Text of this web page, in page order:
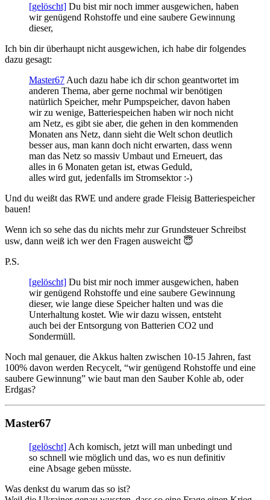
[gelöscht] Du bist mir noch immer ausgewichen, haben
wir genügend Rohstoffe und eine saubere Gewinnung
dieser,
Ich bin dir überhaupt nicht ausgewichen, ich habe dir folgendes
dazu gesagt:
Master67 Auch dazu habe ich dir schon geantwortet im
anderen Thema, aber gerne nochmal wir benötigen
natürlich Speicher, mehr Pumpspeicher, davon haben
wir zu wenige, Batteriespeichen haben wir noch nicht
am Netz, es gibt sie aber, die gehen in den kommenden
Monaten ans Netz, dann sieht die Welt schon deutlich
besser aus, man kann doch nicht erwarten, dass wenn
man das Netz so massiv Umbaut und Erneuert, das
alles in 6 Monaten getan ist, etwas Geduld,
alles wird gut, jedenfalls im Stromsektor :-)
Und du weißt das RWE und andere grade Fleisig Batteriespeicher
bauen!
Wenn ich so sehe das du nichts mehr zur Grundsteuer Schreibst
usw, dann weiß ich wer den Fragen ausweicht 😇
P.S.
[gelöscht] Du bist mir noch immer ausgewichen, haben
wir genügend Rohstoffe und eine saubere Gewinnung
dieser, wie lange diese Speicher halten und was die
Unterhaltung kostet. Wie wir dazu wissen, entsteht
auch bei der Entsorgung von Batterien CO2 und
Sondermüll.
Noch mal genauer, die Akkus halten zwischen 10-15 Jahren, fast
100% davon werden Recycelt, “wir genügend Rohstoffe und eine
saubere Gewinnung” wie baut man den Sauber Kohle ab, oder
Erdgas?
Master67
[gelöscht] Ach komisch, jetzt will man unbedingt und
so schnell wie möglich und das, wo es nun definitiv
eine Absage geben müsste.
Was denkst du warum das so ist?